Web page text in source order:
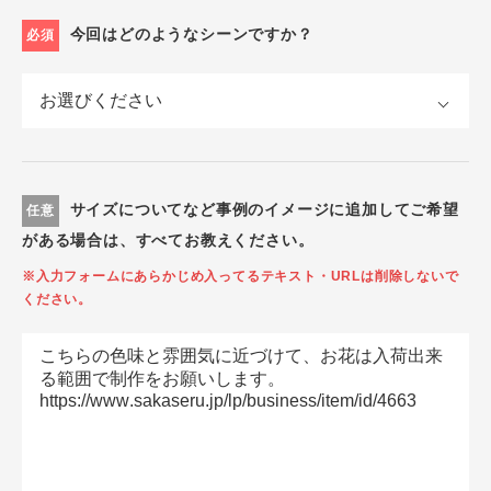
必須 今回はどのようなシーンですか？
任意
サイズについてなど事例のイメージに追加してご希望
がある場合は、すべてお教えください。
※入力フォームにあらかじめ入ってるテキスト・URLは削除しないで
ください。